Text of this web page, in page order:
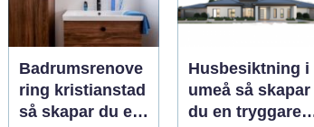
Badrumsrenove
ring kristianstad
så skapar du ett
Husbesiktning i
umeå så skapar
du en tryggare